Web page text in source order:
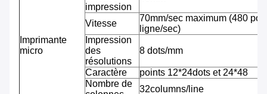
Imprimante
micro
impression
Vitesse
70mm/sec maximum (480
ligne/sec)
Impression
des
résolutions
8 dots/mm
Caractère
points 12*24dots et 24*48
Nombre de
32columns/line